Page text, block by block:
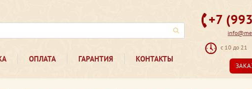
ОПЛАТА ГАРАНТИЯ КОНТАКТЫ
+7
с 10 до 21